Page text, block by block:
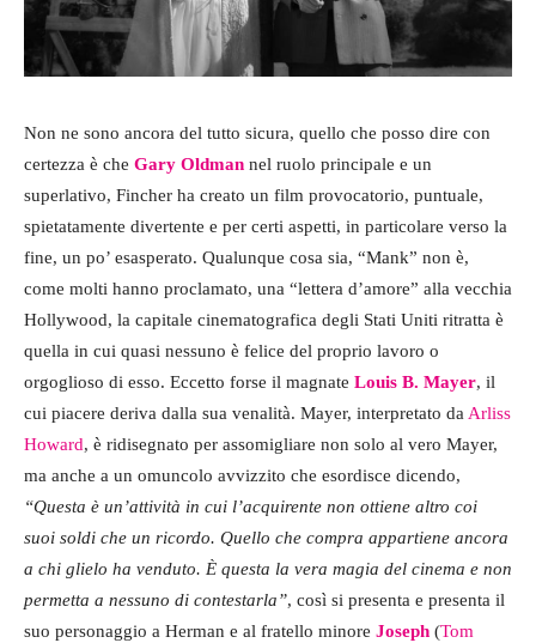
Non ne sono ancora del tutto sicura, quello che posso dire con
certezza è che Gary Oldman nel ruolo principale e un
superlativo, Fincher ha creato un film provocatorio, puntuale,
spietatamente divertente e per certi aspetti, in particolare verso la
fine, un po’ esasperato. Qualunque cosa sia, “Mank” non è,
come molti hanno proclamato, una “lettera d’amore” alla vecchia
Hollywood, la capitale cinematografica degli Stati Uniti ritratta è
quella in cui quasi nessuno è felice del proprio lavoro o
orgoglioso di esso. Eccetto forse il magnate Louis B. Mayer, il
cui piacere deriva dalla sua venalità. Mayer, interpretato da Arliss
Howard, è ridisegnato per assomigliare non solo al vero Mayer,
ma anche a un omuncolo avvizzito che esordisce dicendo,
“Questa è un’attività in cui l’acquirente non ottiene altro coi
suoi soldi che un ricordo. Quello che compra appartiene ancora
a chi glielo ha venduto. È questa la vera magia del cinema e non
permetta a nessuno di contestarla”, così si presenta e presenta il
suo personaggio a Herman e al fratello minore Joseph (Tom